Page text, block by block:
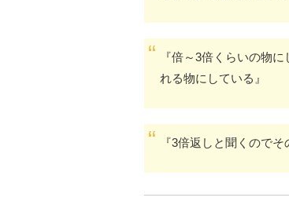
『倍～3倍くらいの物
れる物にしている』
『3倍返しと聞くので